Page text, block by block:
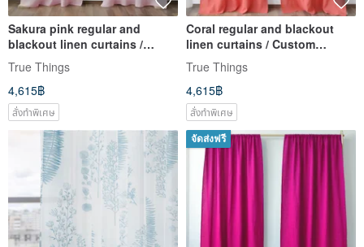
Sakura pink regular and
blackout linen curtains /
Custom curtains / 2 panels
True Things
4,615฿
สั่งทำพิเศษ
Coral regular and blackout
linen curtains / Custom
curtains / 2 panels
True Things
4,615฿
สั่งทำพิเศษ
จัดส่งฟรี